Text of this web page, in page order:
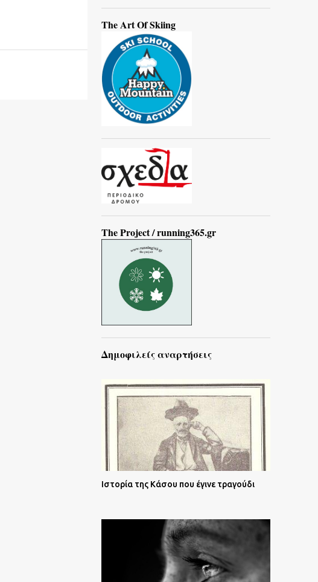
The Art Of Skiing
The Project / running365.gr
Δημοφιλείς αναρτήσεις
Ιστορία της Κάσου που έγινε τραγούδι